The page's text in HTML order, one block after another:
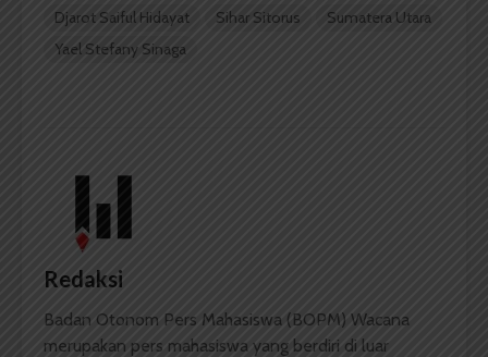
Djarot Saiful Hidayat
Sihar Sitorus
Sumatera Utara
Yael Stefany Sinaga
Redaksi
Badan Otonom Pers Mahasiswa (BOPM) Wacana
merupakan pers mahasiswa yang berdiri di luar